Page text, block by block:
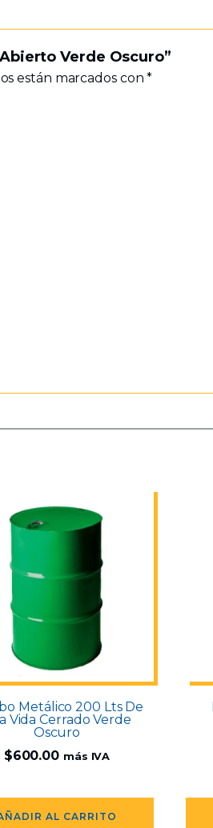
Verde Oscuro”
están marcados con*
Metálico 200 Lts De
Vida Cerrado Verde
Oscuro
$600.00 más IVA
AL CARRITO